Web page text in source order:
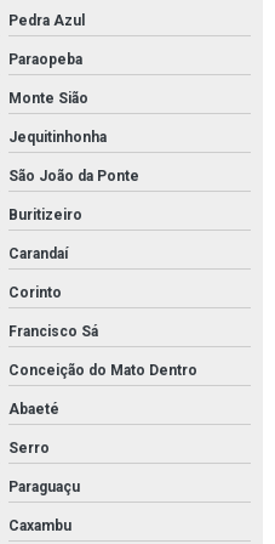
de petróleo
e combustíveis
de óleo industrial
óleo
Pedra Azul
Paraopeba
Monte Sião
Jequitinhonha
São João da Ponte
Buritizeiro
Carandaí
Corinto
Francisco Sá
Conceição do Mato Dentro
Abaeté
Serro
Paraguaçu
Caxambu